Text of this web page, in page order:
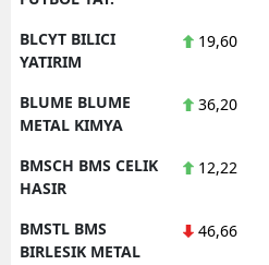
BLCYT BILICI
YATIRIM
19,60
BLUME BLUME
METAL KIMYA
36,20
BMSCH BMS CELIK
HASIR
12,22
BMSTL BMS
BIRLESIK METAL
46,66